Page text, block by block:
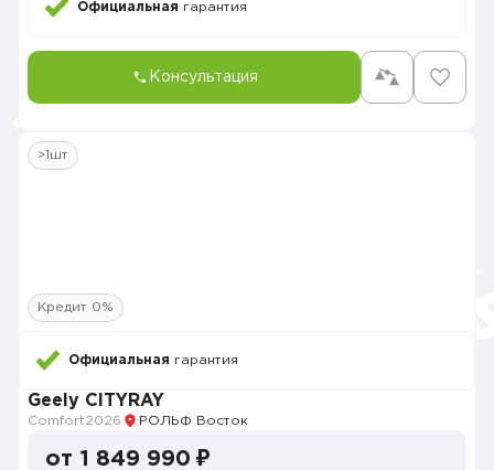
Официальная гарантия
Консультация
>1шт
Кредит 0%
Официальная гарантия
Geely CITYRAY
Comfort2026 РОЛЬФ Восток
от 1 849 990 ₽